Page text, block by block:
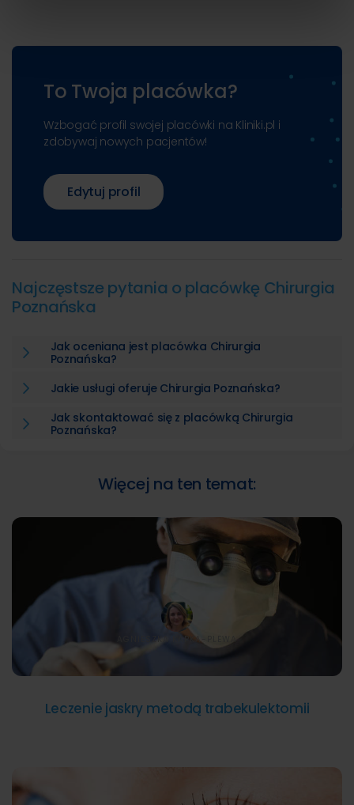
To Twoja placówka?
Wzbogać profil swojej placówki na Kliniki.pl i
zdobywaj nowych pacjentów!
Edytuj profil
Najczęstsze pytania o placówkę Chirurgia
Poznańska
Jak oceniana jest placówka Chirurgia
Poznańska?
Jakie usługi oferuje Chirurgia Poznańska?
Jak skontaktować się z placówką Chirurgia
Poznańska?
Więcej na ten temat:
Leczenie jaskry metodą trabekulektomii
AGNIESZKA KAPKA-PLEWA